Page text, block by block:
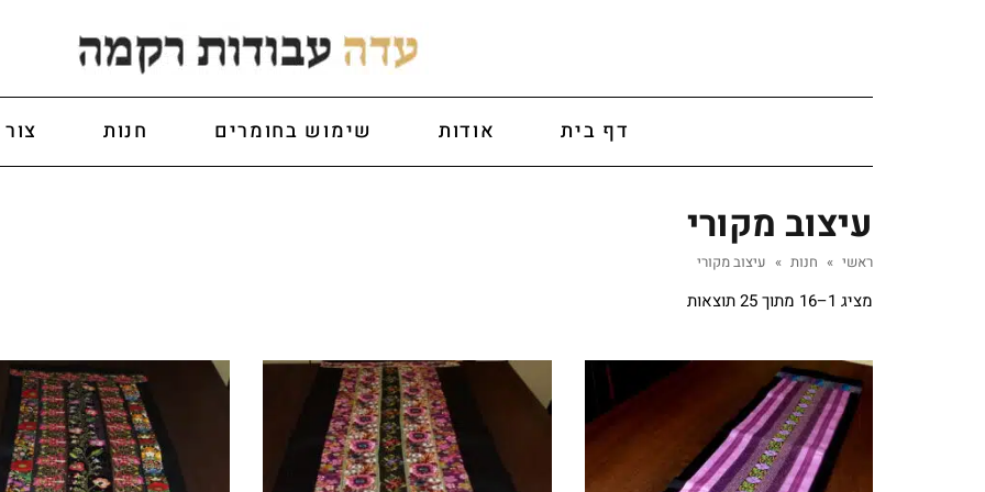
דף בית אודות שימוש בחומרים חנות
עיצוב מקורי
ראשי » חנות » עיצוב מקורי
מציג 1–16 מתוך 25 תוצאות